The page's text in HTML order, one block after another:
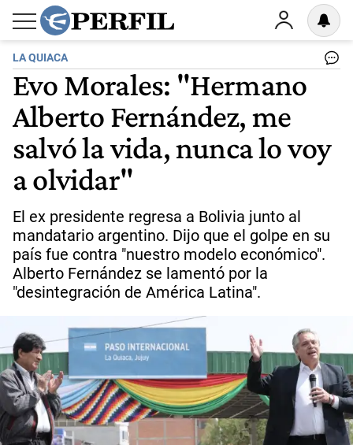
LA QUIACA
Evo Morales: "Hermano
Alberto Fernández, me
salvó la vida, nunca lo voy
a olvidar"
El ex presidente regresa a Bolivia junto al
mandatario argentino. Dijo que el golpe en su
país fue contra "nuestro modelo económico".
Alberto Fernández se lamentó por la
"desintegración de América Latina".